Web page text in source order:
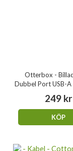
Otterbox -
Dubbel Port USB-
249 kr
KÖP